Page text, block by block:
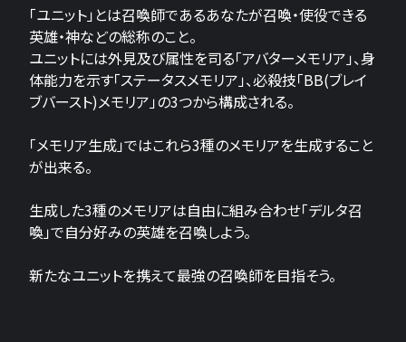
「ユニット」とは召喚師であるあなたが召喚・使役できる
英雄・神などの総称のこと。
ユニットには外見及び属性を司る「アバターメモリア」、身
体能力を示す「ステータスメモリア」、必殺技「BB(ブレイ
ブバースト)メモリア」の3つから構成される。
「メモリア生成」ではこれら3種のメモリアを生成すること
が出来る。
生成した3種のメモリアは自由に組み合わせ「デルタ召
喚」で自分好みの英雄を召喚しよう。
新たなユニットを携えて最強の召喚師を目指そう。